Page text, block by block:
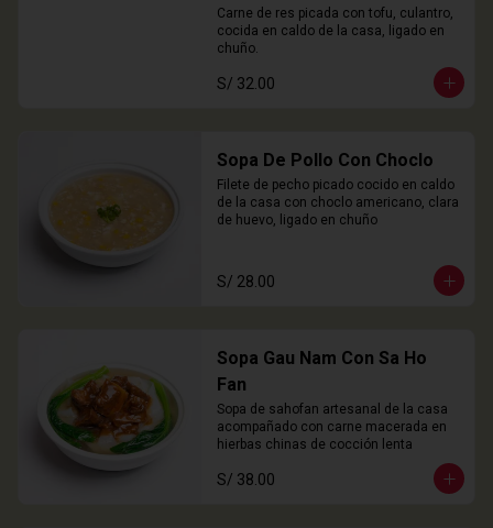
Carne de res picada con tofu, culantro,
cocida en caldo de la casa, ligado en
chuño.
S/ 32.00
Sopa De Pollo Con Choclo
Filete de pecho picado cocido en caldo
de la casa con choclo americano, clara
de huevo, ligado en chuño
S/ 28.00
Sopa Gau Nam Con Sa Ho
Fan
Sopa de sahofan artesanal de la casa
acompañado con carne macerada en
hierbas chinas de cocción lenta
S/ 38.00